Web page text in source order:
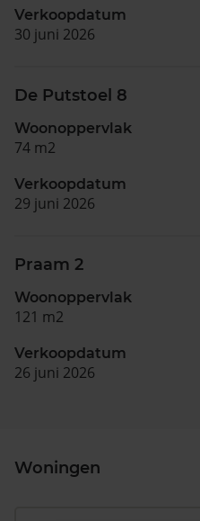
Verkoopdatum
30 juni 2026
De Putstoel 8
Woonoppervlak
74 m2
Verkoopdatum
29 juni 2026
Praam 2
Woonoppervlak
121 m2
Verkoopdatum
26 juni 2026
Woningen